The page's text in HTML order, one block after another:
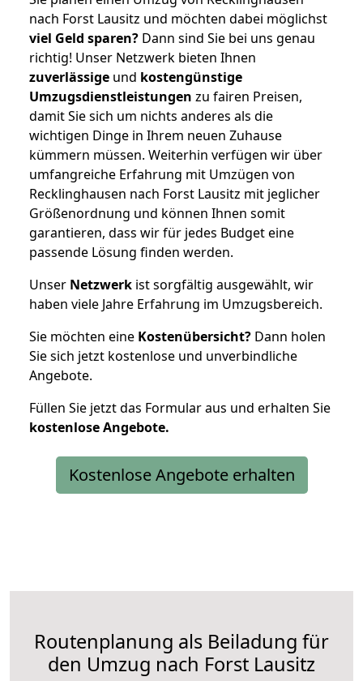
nach Forst Lausitz und möchten dabei möglichst
viel Geld sparen? Dann sind Sie bei uns genau
richtig! Unser Netzwerk bieten Ihnen
zuverlässige und kostengünstige
Umzugsdienstleistungen zu fairen Preisen,
damit Sie sich um nichts anderes als die
wichtigen Dinge in Ihrem neuen Zuhause
kümmern müssen. Weiterhin verfügen wir über
umfangreiche Erfahrung mit Umzügen von
Recklinghausen nach Forst Lausitz mit jeglicher
Größenordnung und können Ihnen somit
garantieren, dass wir für jedes Budget eine
passende Lösung finden werden.
Unser Netzwerk ist sorgfältig ausgewählt, wir
haben viele Jahre Erfahrung im Umzugsbereich.
Sie möchten eine Kostenübersicht? Dann holen
Sie sich jetzt kostenlose und unverbindliche
Angebote.
Füllen Sie jetzt das Formular aus und erhalten Sie
kostenloseAngebote.
Kostenlose Angebote erhalten
Routenplanung als Beiladung für
den Umzug nach Forst Lausitz